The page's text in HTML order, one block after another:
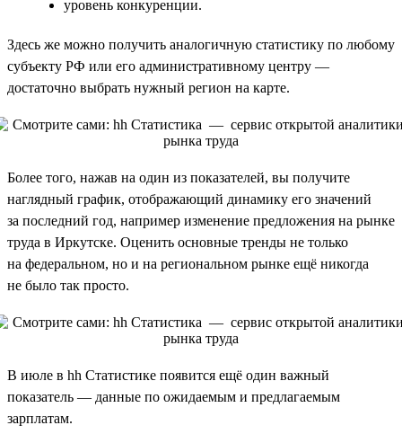
уровень конкуренции.
Здесь же можно получить аналогичную статистику по любому
субъекту РФ или его административному центру —
достаточно выбрать нужный регион на карте.
Более того, нажав на один из показателей, вы получите
наглядный график, отображающий динамику его значений
за последний год, например изменение предложения на рынке
труда в Иркутске. Оценить основные тренды не только
на федеральном, но и на региональном рынке ещё никогда
не было так просто.
В июле в hh Статистике появится ещё один важный
показатель — данные по ожидаемым и предлагаемым
зарплатам.